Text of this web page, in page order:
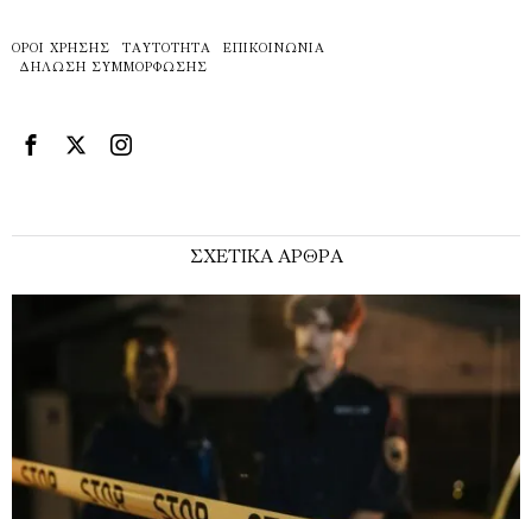
ΌΡΟΙ ΧΡΉΣΗΣ ΤΑΥΤΌΤΗΤΑ
ΕΠΙΚΟΙΝΩΝΊΑ
ΔΉΛΩΣΗ ΣΥΜΜΌΡΦΩΣΗΣ
ΣΧΕΤΙΚΑ ΑΡΘΡΑ